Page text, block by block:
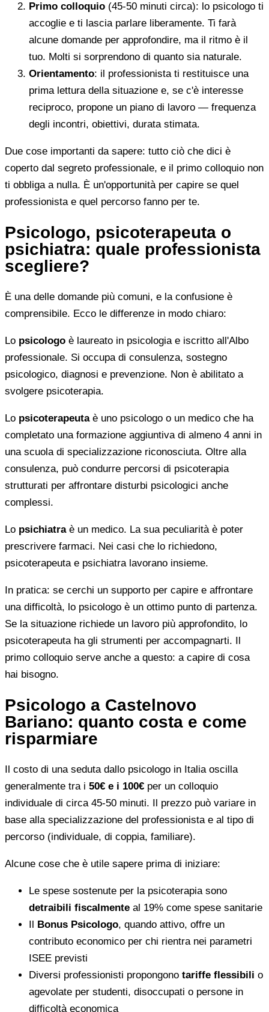
Primo colloquio (45-50 minuti circa): lo psicologo ti
accoglie e ti lascia parlare liberamente. Ti farà
alcune domande per approfondire, ma il ritmo è il
tuo. Molti si sorprendono di quanto sia naturale.
Orientamento: il professionista ti restituisce una
prima lettura della situazione e, se c'è interesse
reciproco, propone un piano di lavoro — frequenza
degli incontri, obiettivi, durata stimata.
Due cose importanti da sapere: tutto ciò che dici è
coperto dal segreto professionale, e il primo colloquio non
ti obbliga a nulla. È un'opportunità per capire se quel
professionista e quel percorso fanno per te.
Psicologo, psicoterapeuta o
psichiatra: quale professionista
scegliere?
È una delle domande più comuni, e la confusione è
comprensibile. Ecco le differenze in modo chiaro:
Lo psicologo è laureato in psicologia e iscritto all'Albo
professionale. Si occupa di consulenza, sostegno
psicologico, diagnosi e prevenzione. Non è abilitato a
svolgere psicoterapia.
Lo psicoterapeutaè uno psicologo o un medico che ha
completato una formazione aggiuntiva di almeno 4 anni in
una scuola di specializzazione riconosciuta. Oltre alla
consulenza, può condurre percorsi di psicoterapia
strutturati per affrontare disturbi psicologici anche
complessi.
Lo psichiatraè un medico. La sua peculiarità è poter
prescrivere farmaci. Nei casi che lo richiedono,
psicoterapeuta e psichiatra lavorano insieme.
In pratica: se cerchi un supporto per capire e affrontare
una difficoltà, lo psicologo è un ottimo punto di partenza.
Se la situazione richiede un lavoro più approfondito, lo
psicoterapeuta ha gli strumenti per accompagnarti. Il
primo colloquio serve anche a questo: a capire di cosa
hai bisogno.
Psicologo a Castelnovo
Bariano: quanto costa e come
risparmiare
Il costo di una seduta dallo psicologo in Italia oscilla
generalmente tra i 50€ e i 100€ per un colloquio
individuale di circa 45-50 minuti. Il prezzo può variare in
base alla specializzazione del professionista e al tipo di
percorso (individuale, di coppia, familiare).
Alcune cose che è utile sapere prima di iniziare:
Le spese sostenute per la psicoterapia sono
detraibili fiscalmente al 19% come spese sanitarie
Il Bonus Psicologo, quando attivo, offre un
contributo economico per chi rientra nei parametri
ISEE previsti
Diversi professionisti propongono tariffe flessibili o
agevolate per studenti, disoccupati o persone in
difficoltà economica